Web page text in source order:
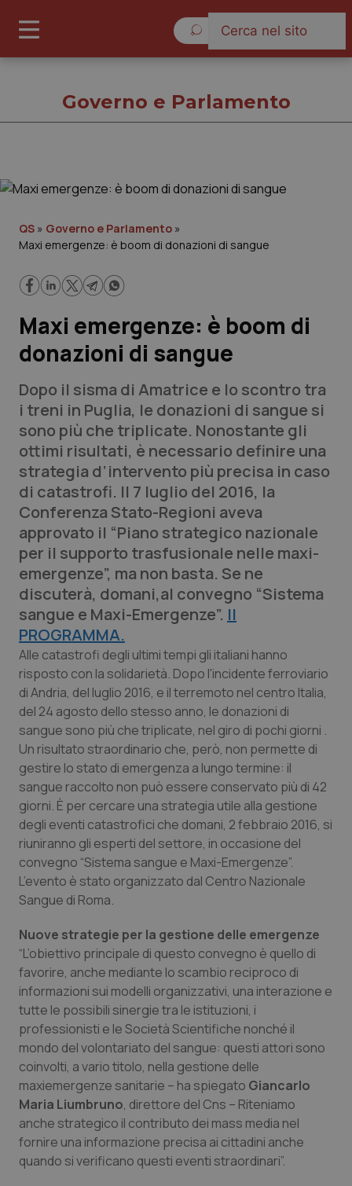
Cronache
Lavoro e Professioni
Scienza e Farmaci
Studi e Analisi
Lettere al direttore
Edizioni Regionali
QS Pro
Professionisti Sanitari.AI
Abruzzo
Basilicata
Calabria
Campania
Emilia-Romagna
Friuli Venezia Giulia
Lazio
Lombardia
Marche
Molise
Piemonte
Provincia Autonoma di Bolzano
Provincia Autonoma di Trento
QS Pro Gold
Artrite & artrosi
Asma & BPCO
Car-T
Colesterolo & coronaropatie
Dermatite Atopica
Diabete & glucometri
Dolore
Donna & Salute
Epatiti
HIV
Infezioni & Febbre
Ipertensione & Scompenso
QS Club Newsletter
Governo e Parlamento
QS » Governo e Parlamento »
Maxi emergenze: è boom di donazioni di sangue
Maxi emergenze: è boom di
donazioni di sangue
Dopo il sisma di Amatrice e lo scontro tra
i treni in Puglia, le donazioni di sangue si
sono più che triplicate. Nonostante gli
ottimi risultati, è necessario definire una
strategia d’intervento più precisa in caso
di catastrofi. Il 7 luglio del 2016, la
Conferenza Stato-Regioni aveva
approvato il “Piano strategico nazionale
per il supporto trasfusionale nelle maxi-
emergenze”, ma non basta. Se ne
discuterà, domani,al convegno “Sistema
sangue e Maxi-Emergenze”. Il
PROGRAMMA.
Alle catastrofi degli ultimi tempi gli italiani hanno
risposto con la solidarietà. Dopo l'incidente ferroviario
di Andria, del luglio 2016, e il terremoto nel centro Italia,
del 24 agosto dello stesso anno, le donazioni di
sangue sono più che triplicate, nel giro di pochi giorni .
Un risultato straordinario che, però, non permette di
gestire lo stato di emergenza a lungo termine: il
sangue raccolto non può essere conservato più di 42
giorni. È per cercare una strategia utile alla gestione
degli eventi catastrofici che domani, 2 febbraio 2016, si
riuniranno gli esperti del settore, in occasione del
convegno “Sistema sangue e Maxi-Emergenze”.
L’evento è stato organizzato dal Centro Nazionale
Sangue di Roma.
Nuove strategie per la gestione delle emergenze
“L’obiettivo principale di questo convegno è quello di
favorire, anche mediante lo scambio reciproco di
informazioni sui modelli organizzativi, una interazione e
tutte le possibili sinergie tra le istituzioni, i
professionisti e le Società Scientifiche nonché il
mondo del volontariato del sangue: questi attori sono
coinvolti, a vario titolo, nella gestione delle
maxiemergenze sanitarie – ha spiegato Giancarlo
Maria Liumbruno, direttore del Cns – Riteniamo
anche strategico il contributo dei mass media nel
fornire una informazione precisa ai cittadini anche
quando si verificano questi eventi straordinari”.